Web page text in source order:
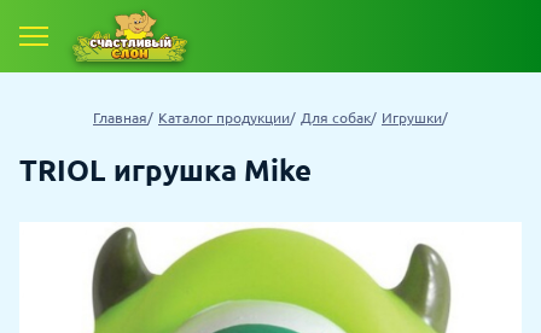
Главная Каталог продукции Для собак Игрушки
TRIOL игрушка Mike